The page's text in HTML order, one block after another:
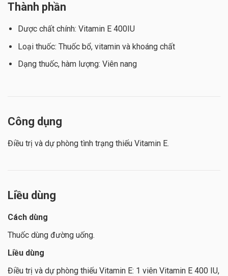
Thành phần
Dược chất chính: Vitamin E 400IU
Loại thuốc: Thuốc bổ, vitamin và khoáng chất
Dạng thuốc, hàm lượng: Viên nang
Công dụng
Điều trị và dự phòng tình trạng thiếu Vitamin E.
Liều dùng
Cách dùng
Thuốc dùng đường uống.
Liều dùng
Điều trị và dự phòng thiếu Vitamin E: 1 viên Vitamin E 400 IU,